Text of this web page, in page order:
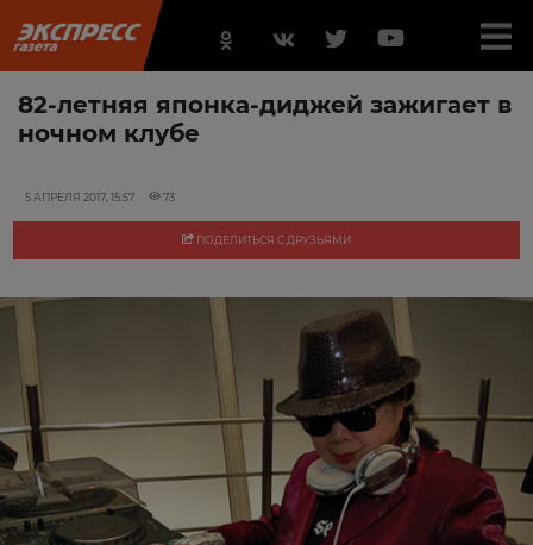
82-летняя японка-диджей зажигает в
ночном клубе
5 АПРЕЛЯ 2017, 15:57 73
ПОДЕЛИТЬСЯ С ДРУЗЬЯМИ